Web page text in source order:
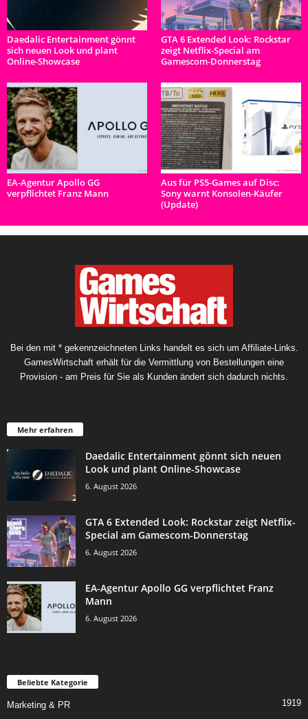
Daedalic Entertainment gönnt
sich neuen Look und plant
Online-Showcase
GTA 6 Extended Look: Rockstar
zeigt Netflix-Special am
Gamescom-Donnerstag
EA-Agentur Apollo GG
verpflichtet Franz Mann
Aus für PS5-Games auf Disc:
Sony warnt Konsolen-Käufer
(Update)
Bei den mit * gekennzeichneten Links handelt es sich um Affiliate-Links.
GamesWirtschaft erhält für die Vermittlung von Bestellungen eine
Provision - am Preis für Sie als Kunden ändert sich dadurch nichts.
Mehr erfahren
Daedalic Entertainment gönnt sich neuen
Look und plant Online-Showcase
6. August 2026
GTA 6 Extended Look: Rockstar zeigt Netflix-
Special am Gamescom-Donnerstag
6. August 2026
EA-Agentur Apollo GG verpflichtet Franz
Mann
6. August 2026
Beliebte Kategorie
Marketing & PR
1919